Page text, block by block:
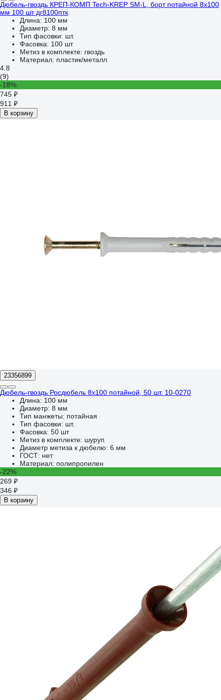
Дюбель-гвоздь КРЕП-КОМП Tech-KREP SM-L, борт потайной 8х100
мм 100 шт дг8100птк
Длина: 100 мм
Диаметр: 8 мм
Тип фасовки: шт.
Фасовка: 100 шт
Метиз в комплекте: гвоздь
Материал: пластик/металл
4.8
(9)
-18%
745 ₽
911 ₽
В корзину
23356899
Дюбель-гвоздь Росдюбель 8х100 потайной, 50 шт. 10-0270
Длина: 100 мм
Диаметр: 8 мм
Тип манжеты: потайная
Тип фасовки: шт.
Фасовка: 50 шт
Метиз в комплекте: шуруп
Диаметр метиза к дюбелю: 6 мм
ГОСТ: нет
Материал: полипропилен
-22%
269 ₽
346 ₽
В корзину